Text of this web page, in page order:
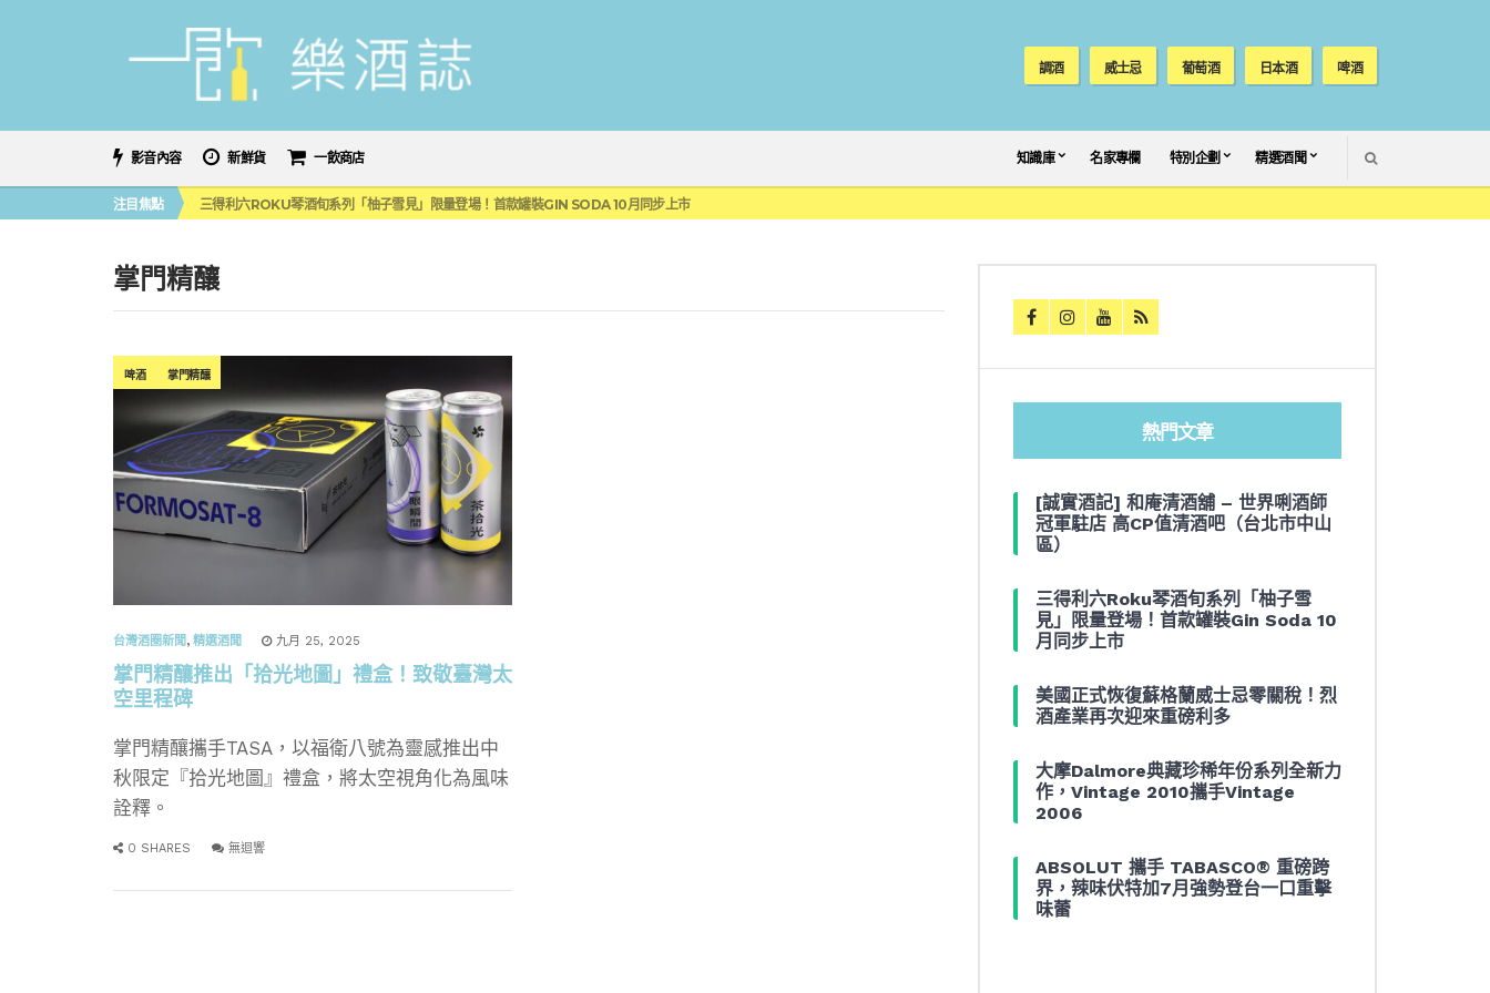
調酒 威士忌 葡萄酒 日本酒 啤酒
影音內容 新鮮貨 一飲商店 知識庫 名家專欄 特別企劃 精選酒聞
注目焦點
萬眾敲碗如期回歸！SUNMAI金色三麥3度攜手花蓮瓜農品牌「阿強西瓜」
三得利六ROKU琴酒旬系列「柚子雪見」限量登場！首款罐裝GIN SODA 10月同步上市
美國正式恢復蘇格蘭威士忌零關稅！烈酒產業再次迎來重磅利多
ABSOLUT 攜手 TABASCO® 重磅跨界，辣味伏特加7月強勢登台一口重擊味蕾
萬眾敲碗如期回歸！SUNMAI金色三麥3度攜手花蓮瓜農品牌「阿強西瓜」
掌門精釀
啤酒 掌門精釀
台灣酒圈新聞, 精選酒聞 九月 25, 2025
掌門精釀推出「拾光地圖」禮盒！致敬臺灣太
空里程碑
掌門精釀攜手TASA，以福衛八號為靈感推出中
秋限定『拾光地圖』禮盒，將太空視角化為風味
詮釋。
0 SHARES 無迴響
熱門文章
[誠實酒記] 和庵清酒舖 – 世界唎酒師
冠軍駐店 高CP值清酒吧（台北市中山
區）
三得利六Roku琴酒旬系列「柚子雪
見」限量登場！首款罐裝Gin Soda 10
月同步上市
美國正式恢復蘇格蘭威士忌零關稅！烈
酒產業再次迎來重磅利多
大摩Dalmore典藏珍稀年份系列全新力
作，Vintage 2010攜手Vintage
2006
ABSOLUT 攜手 TABASCO® 重磅跨
界，辣味伏特加7月強勢登台一口重擊
味蕾